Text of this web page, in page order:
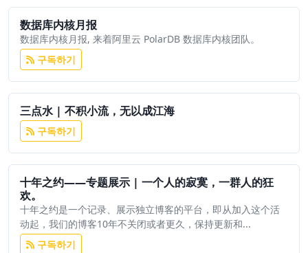
数据库内核月报
数据库内核月报, 来着阿里云 PolarDB 数据库内核团队。
구독하기
三点水 | 不积小流，无以成江海
구독하기
十年之约——专题展示 | 一个人的寂寞，一群人的狂
欢。
十年之约是一个记录、展示独立博客的平台，即从加入这个活
动起，我们的博客10年不关闭或者更久，保持更新和...
구독하기